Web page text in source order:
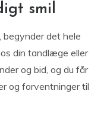
smil
det hele
din tandlæge eller
og bid, og du får
og forventninger til